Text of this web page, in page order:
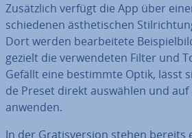
Zu­sätz­lich verfügt die App über
schie­de­nen äs­the­ti­schen
Dort werden be­ar­bei­te­te
gezielt die ver­wen­de­ten Filter und
Gefällt eine bestimmte Optik, lässt
de Preset direkt auswählen und auf
anwenden.
In der Gra­tis­ver­si­on stehen bereits